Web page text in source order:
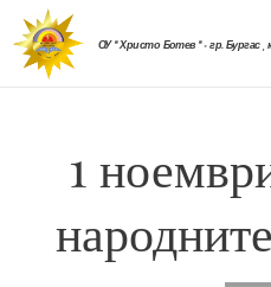
ОУ " Христо Ботев " - гр. Бургас ,
1